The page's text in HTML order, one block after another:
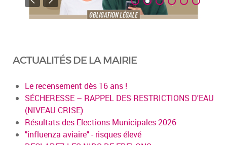
ACTUALITÉS DE LA MAIRIE
Le recensement dès 16 ans !
SÉCHERESSE – RAPPEL DES RESTRICTIONS D'EAU
(NIVEAU CRISE)
Résultats des Elections Municipales 2026
"influenza aviaire" - risques élevé